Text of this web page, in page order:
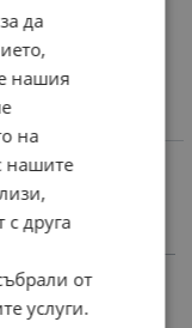
за
да
нашия
на
нашите
друга
от
услуги.